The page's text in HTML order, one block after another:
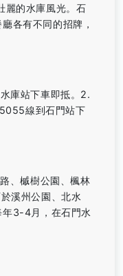
麗的水庫風光。石
各有不同的招牌，
庫站下車即抵。2.
線到石門站下
、槭樹公園、楓林
溪州公園、北水
年3-4月，在石門水